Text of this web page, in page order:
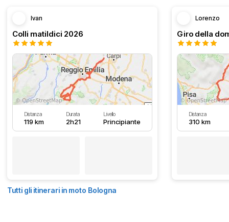
Ivan
Colli matildici 2026
Distanza
119 km
Durata
2h21
Livello
Principiante
Lorenzo
Distanza
310 km
Tutti gli itinerari in moto Bologna